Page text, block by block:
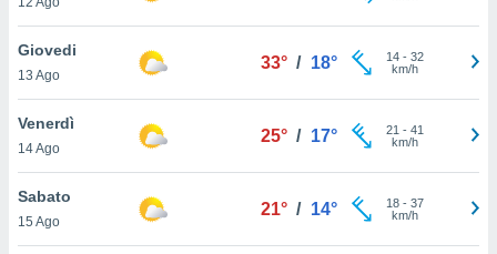
un
la
nella
Giovedi
13 Ago
33° / 18° 14- 32
km/h
Venerdì
14 Ago
25° / 17° 21 - 41
km/h
Sabato
15 Ago
21° / 14° 18- 37
km/h